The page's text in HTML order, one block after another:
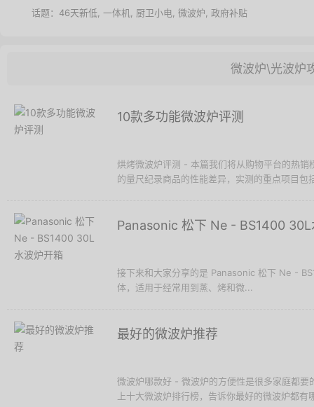
话题： 46天新低 一体机 厨卫小电 微波炉 政府补贴
微波炉\光波炉
10款多功能微波炉评测
烘烤微波炉评测 - 本篇我们将从购物平台的热
的量尺纪录商品的性能差异，实测的重点项目包
Panasonic 松下 Ne - BS1400 30L
接下来和大家分享的是 Panasonic 松下 Ne -
体，适用于经常用到蒸、烤和微...
最好的微波炉推荐
微波炉哪款好 - 微波炉的方便性是很多家庭都
上十大微波炉排行榜，告诉你最好的微波炉都